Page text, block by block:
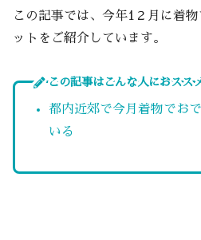
この記事では、今年1２月に着
ットをご紹介しています。
この記事はこんな人におスス
都内近郊で今月着物でお
いる